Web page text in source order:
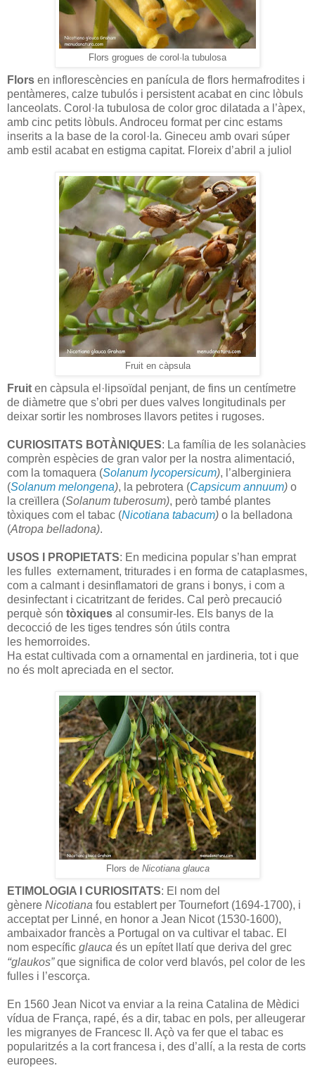
Flors grogues de corol·la tubulosa
Flors en inflorescències en panícula de flors hermafrodites i
pentàmeres, calze tubulós i persistent acabat en cinc lòbuls
lanceolats. Corol·la tubulosa de color groc dilatada a l’àpex,
amb cinc petits lòbuls. Androceu format per cinc estams
inserits a la base de la corol·la. Gineceu amb ovari súper
amb estil acabat en estigma capitat. Floreix d’abril a juliol
Fruit en càpsula
Fruit en càpsula el·lipsoïdal penjant, de fins un centímetre
de diàmetre que s’obri per dues valves longitudinals per
deixar sortir les nombroses llavors petites i rugoses.
CURIOSITATS BOTÀNIQUES: La família de les solanàcies
comprèn espècies de gran valor per la nostra alimentació,
com la tomaquera (Solanum lycopersicum), l’alberginiera
(Solanum melongena), la pebrotera (Capsicum annuum) o
la creïllera (Solanum tuberosum), però també plantes
tòxiques com el tabac (Nicotiana tabacum) o la belladona
(Atropa belladona).
USOS I PROPIETATS: En medicina popular s’han emprat
les fulles externament, triturades i en forma de cataplasmes,
com a calmant i desinflamatori de grans i bonys, i com a
desinfectant i cicatritzant de ferides. Cal però precaució
perquè són tòxiques al consumir-les. Els banys de la
decocció de les tiges tendres són útils contra
les hemorroides.
Ha estat cultivada com a ornamental en jardineria, tot i que
no és molt apreciada en el sector.
Flors de Nicotiana glauca
ETIMOLOGIA I CURIOSITATS: El nom del
gènere Nicotiana fou establert per Tournefort (1694-1700), i
acceptat per Linné, en honor a Jean Nicot (1530-1600),
ambaixador francès a Portugal on va cultivar el tabac. El
nom específic glauca és un epítet llatí que deriva del grec
“glaukos”que significa de color verd blavós, pel color de les
fulles i l’escorça.
En 1560 Jean Nicot va enviar a la reina Catalina de Mèdici
vídua de França, rapé, és a dir, tabac en pols, per alleugerar
les migranyes de Francesc II. Açò va fer que el tabac es
popularitzés a la cort francesa i, des d’allí, a la resta de corts
europees.